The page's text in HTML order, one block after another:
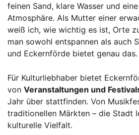
feinen Sand, klare Wasser und
Atmosphäre. Als Mutter einer
weiß ich, wie wichtig es ist, Orte
man sowohl entspannen als auch
und Eckernförde bietet genau das.
Für Kulturliebhaber bietet
von Veranstaltungen und
Jahr über stattfinden. Von
traditionellen Märkten – die Stadt
kulturelle Vielfalt.